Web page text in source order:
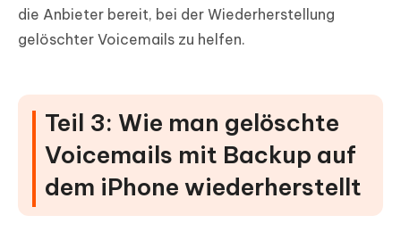
die Anbieter bereit, bei der Wiederherstellung
gelöschter Voicemails zu helfen.
Teil 3: Wie man gelöschte
Voicemails mit Backup auf
dem iPhone wiederherstellt